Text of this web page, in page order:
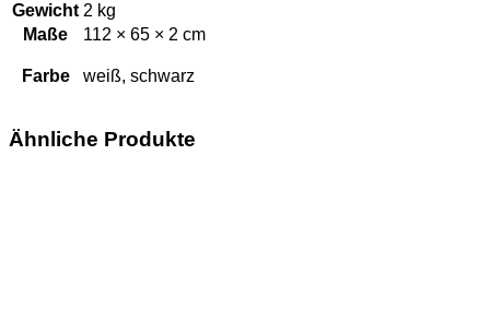
Gewicht 2 kg
Maße
112 × 65 × 2 cm
Farbe weiß, schwarz
Ähnliche Produkte